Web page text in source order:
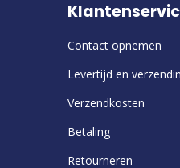
Contact opnemen
Levertijd en
Verzendkosten
Betaling
Retourneren